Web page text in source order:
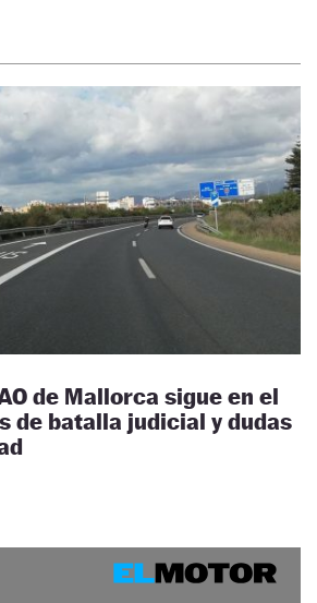
de Mallorca sigue en el
de batalla judicial y dudas